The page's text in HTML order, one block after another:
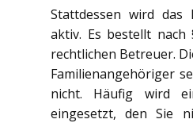
Stattdessen wird das
aktiv. Es bestellt nach
rechtlichen Betreuer.
Familienangehöriger
nicht. Häufig wird
eingesetzt, den Sie